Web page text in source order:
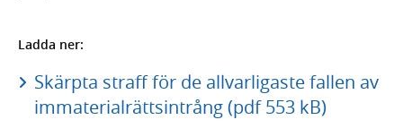
Ladda ner:
Skärpta straff för de allvarligaste fallen av
immaterialrättsintrång (pdf 553 kB)